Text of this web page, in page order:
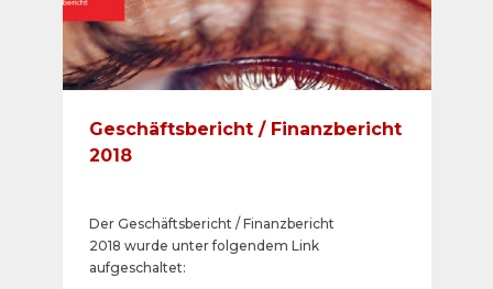
Geschäftsbericht / Finanzbericht
2018
Der Geschäftsbericht / Finanzbericht
2018 wurde unter folgendem Link
aufgeschaltet: